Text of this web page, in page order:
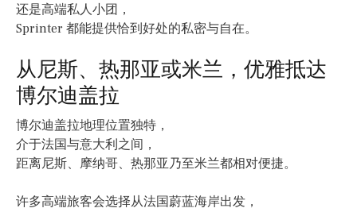
还是高端私人小团，
Sprinter 都能提供恰到好处的私密与自在。
从尼斯、热那亚或米兰，优雅抵达
博尔迪盖拉
博尔迪盖拉地理位置独特，
介于法国与意大利之间，
距离尼斯、摩纳哥、热那亚乃至米兰都相对便捷。
许多高端旅客会选择从法国蔚蓝海岸出发，